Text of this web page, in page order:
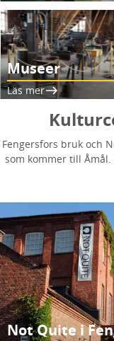
Museer
Läs mer
Fengersfors bruk och
som kommer till
Not Quite i